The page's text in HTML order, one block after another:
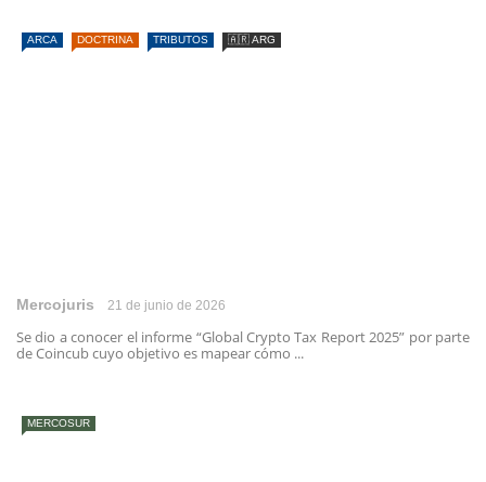
ARCA DOCTRINA TRIBUTOS 🇦🇷 ARG
Mercojuris 21 de junio de 2026
Se dio a conocer el informe “Global Crypto Tax Report 2025” por parte
de Coincub cuyo objetivo es mapear cómo ...
MERCOSUR